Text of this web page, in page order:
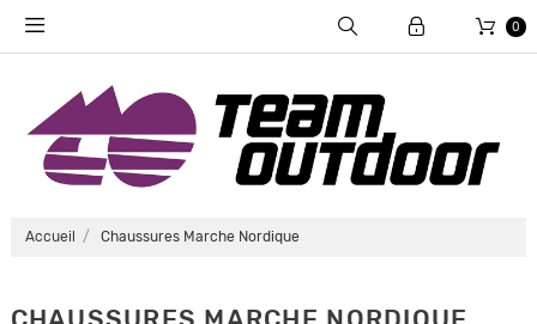
0
Accueil Chaussures Marche Nordique